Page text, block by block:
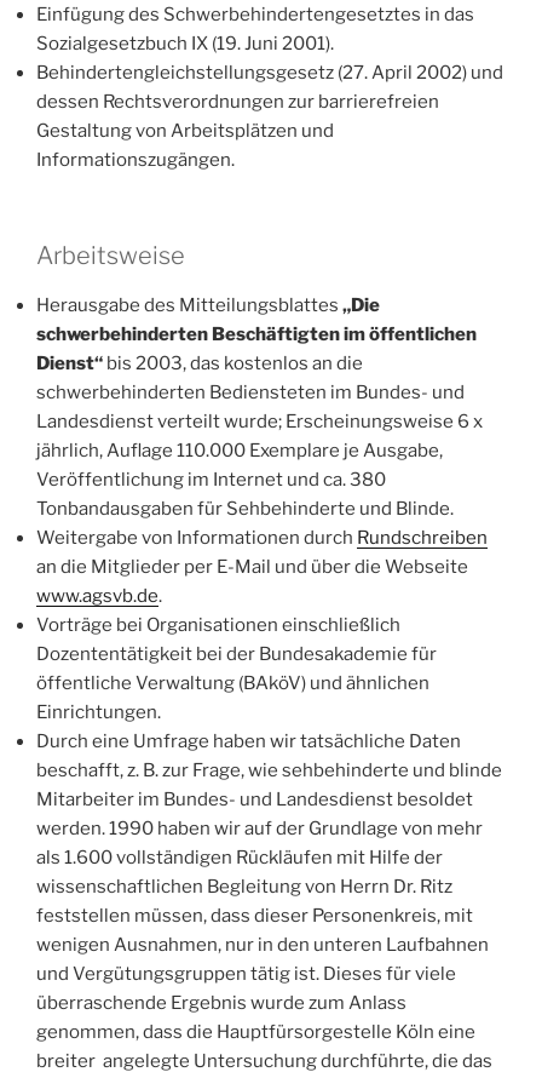
Einfügung des Schwerbehindertengesetztes in das
Sozialgesetzbuch IX (19. Juni 2001).
Behindertengleichstellungsgesetz (27. April 2002) und
dessen Rechtsverordnungen zur barrierefreien
Gestaltung von Arbeitsplätzen und
Informationszugängen.
Arbeitsweise
Herausgabe des Mitteilungsblattes „Die
schwerbehinderten Beschäftigten im öffentlichen
Dienst“ bis 2003, das kostenlos an die
schwerbehinderten Bediensteten im Bundes- und
Landesdienst verteilt wurde; Erscheinungsweise 6 x
jährlich, Auflage 110.000 Exemplare je Ausgabe,
Veröffentlichung im Internet und ca. 380
Tonbandausgaben für Sehbehinderte und Blinde.
Weitergabe von Informationen durch Rundschreiben
an die Mitglieder per E-Mail und über die Webseite
www.agsvb.de.
Vorträge bei Organisationen einschließlich
Dozententätigkeit bei der Bundesakademie für
öffentliche Verwaltung (BAköV) und ähnlichen
Einrichtungen.
Durch eine Umfrage haben wir tatsächliche Daten
beschafft, z. B. zur Frage, wie sehbehinderte und blinde
Mitarbeiter im Bundes- und Landesdienst besoldet
werden. 1990 haben wir auf der Grundlage von mehr
als 1.600 vollständigen Rückläufen mit Hilfe der
wissenschaftlichen Begleitung von Herrn Dr. Ritz
feststellen müssen, dass dieser Personenkreis, mit
wenigen Ausnahmen, nur in den unteren Laufbahnen
und Vergütungsgruppen tätig ist. Dieses für viele
überraschende Ergebnis wurde zum Anlass
genommen, dass die Hauptfürsorgestelle Köln eine
breiter angelegte Untersuchung durchführte, die das